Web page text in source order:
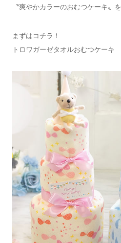
〝爽やかカラーのおむつケーキ〟
まずはコチラ！
トロワガーゼタオルおむつケーキ